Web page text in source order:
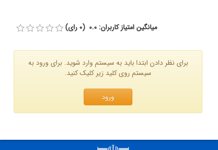
میانگین امتیاز کاربران: 0.0 (0 رای)
برای نظر دادن ابتدا باید به سیستم وارد شوید. برای ورود به
سیستم روی کلید زیر کلیک کنید.
ورود